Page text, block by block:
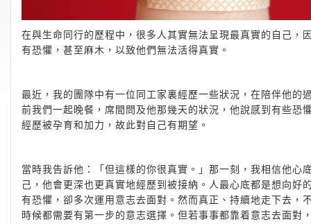
在與生命同行的歷程中，很多人其實無法呈現最真實的自己
有恐懼，甚至麻木，以致他們無法活得真實。
最近，我的團隊中有一位同工家裏經歷一些狀況，在陪伴他
前我們一起晚餐，席間問及他那幾天的狀況，他說感到有些
經歷被孕育和加力，故此對自己有期望。
當時我告訴他：「但這樣的你很真實。」那一刻，我相信他
己，他會更深也更真實地經歷到被接納。人最心底都是想向
有恐懼，卻多次運用意志去面對。然而真正、持續地走下去
時候都需要有第一步的意志選擇。但若事事都靠着意志去面